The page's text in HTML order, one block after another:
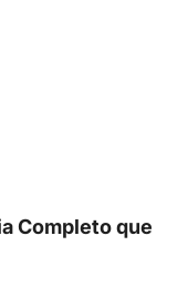
Completo que